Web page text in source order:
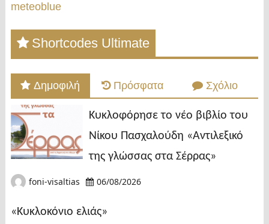
meteoblue
Shortcodes Ultimate
Δημοφιλή Πρόσφατα Σχόλιο
Κυκλοφόρησε το νέο βιβλίο του
Νίκου Πασχαλούδη «Αντιλεξικό
της γλώσσας στα Σέρρας»
foni-visaltias 06/08/2026
«Κυκλοκόνιο ελιάς»